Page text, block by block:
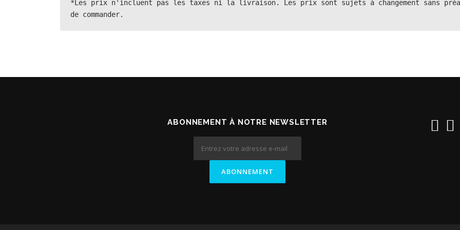
*Les prix n'incluent pas les taxes ni la livraison. Les prix sont sujets à changement sans
de commander.
ABONNEMENT À NOTRE NEWSLETTER